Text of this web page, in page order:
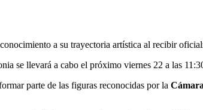
a su trayectoria artística al recibir
se llevará a cabo el próximo viernes 22 a las
parte de las figuras reconocidas por la